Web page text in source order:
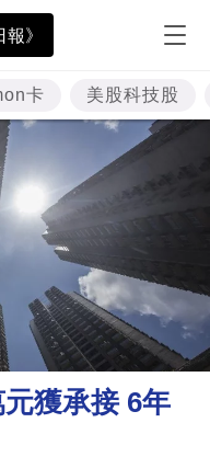
》
卡 美股科技股
獲承接 6年